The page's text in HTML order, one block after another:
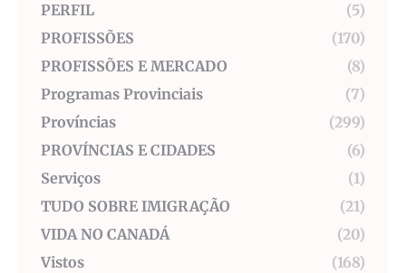
PERFIL
(5)
PROFISSÕES
(170)
PROFISSÕES E MERCADO
(8)
Programas Provinciais
(7)
Províncias
(299)
PROVÍNCIAS E CIDADES
(6)
Serviços
(1)
TUDO SOBRE IMIGRAÇÃO
(21)
VIDA NO CANADÁ
(20)
Vistos
(168)